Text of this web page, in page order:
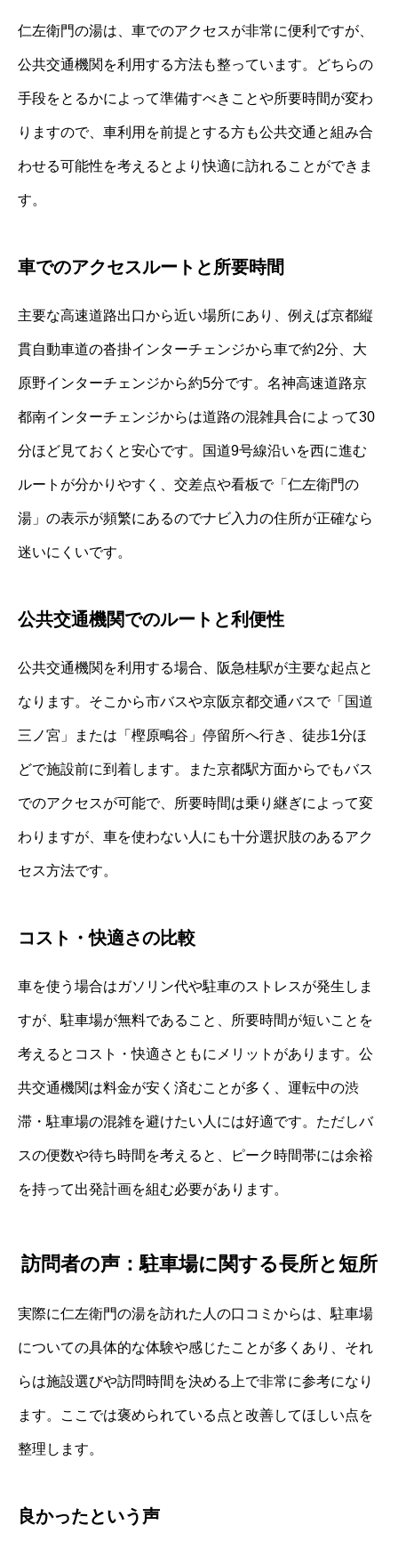
仁左衛門の湯は、車でのアクセスが非常に便利ですが、
公共交通機関を利用する方法も整っています。どちらの
手段をとるかによって準備すべきことや所要時間が変わ
りますので、車利用を前提とする方も公共交通と組み合
わせる可能性を考えるとより快適に訪れることができま
す。
車でのアクセスルートと所要時間
主要な高速道路出口から近い場所にあり、例えば京都縦
貫自動車道の沓掛インターチェンジから車で約2分、大
原野インターチェンジから約5分です。名神高速道路京
都南インターチェンジからは道路の混雑具合によって30
分ほど見ておくと安心です。国道9号線沿いを西に進む
ルートが分かりやすく、交差点や看板で「仁左衛門の
湯」の表示が頻繁にあるのでナビ入力の住所が正確なら
迷いにくいです。
公共交通機関でのルートと利便性
公共交通機関を利用する場合、阪急桂駅が主要な起点と
なります。そこから市バスや京阪京都交通バスで「国道
三ノ宮」または「樫原鴫谷」停留所へ行き、徒歩1分ほ
どで施設前に到着します。また京都駅方面からでもバス
でのアクセスが可能で、所要時間は乗り継ぎによって変
わりますが、車を使わない人にも十分選択肢のあるアク
セス方法です。
コスト・快適さの比較
車を使う場合はガソリン代や駐車のストレスが発生しま
すが、駐車場が無料であること、所要時間が短いことを
考えるとコスト・快適さともにメリットがあります。公
共交通機関は料金が安く済むことが多く、運転中の渋
滞・駐車場の混雑を避けたい人には好適です。ただしバ
スの便数や待ち時間を考えると、ピーク時間帯には余裕
を持って出発計画を組む必要があります。
訪問者の声：駐車場に関する長所と短所
実際に仁左衛門の湯を訪れた人の口コミからは、駐車場
についての具体的な体験や感じたことが多くあり、それ
らは施設選びや訪問時間を決める上で非常に参考になり
ます。ここでは褒められている点と改善してほしい点を
整理します。
良かったという声